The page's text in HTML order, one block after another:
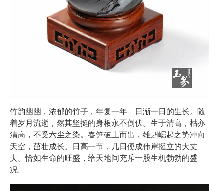
竹韵幽幽，浓郁的竹子，年复一年，日渐一日的生长。随
着岁月流逝，然其坚挺的身板永不倒伏。生于清高，枯亦
清高，不受六尘之染。春笋破土而出，雄赳崛起之势冲向
天空，茁壮成长。日高一节，几日便成伟岸挺立的大丈
夫。恰如生命的旺盛，给天地间充斥一股生机勃勃的盛
况。